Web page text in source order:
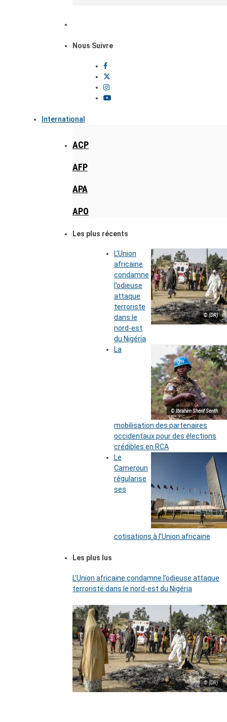
Nous Suivre
International
ACP
AFP
APA
APO
Les plus récents
© (DR)
L’Union
africaine
condamne
l’odieuse
attaque
terroriste
dans le
nord-est
du Nigéria
© Ibrahim Shérif Senth
La
mobilisation des partenaires
occidentaux pour des élections
crédibles en RCA
Le
Cameroun
régularise
ses
cotisations à l’Union africaine
Les plus lus
L’Union africaine condamne l’odieuse attaque
terroriste dans le nord-est du Nigéria
© (DR)